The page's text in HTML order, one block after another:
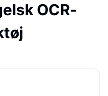
OCR-